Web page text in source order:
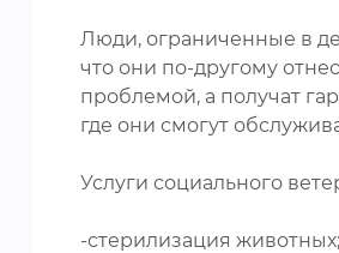
Люди, ограниченные в
что они по-другому
проблемой, а получат
где они смогут
Услуги социального
-стерилизация животных;